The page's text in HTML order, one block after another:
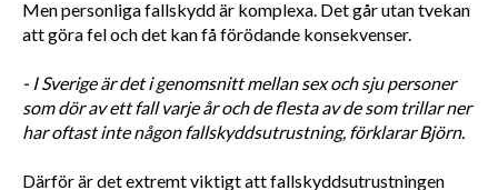
Men personliga fallskydd är komplexa. Det går utan tvekan
att göra fel och det kan få förödande konsekvenser.
- I Sverige är det i genomsnitt mellan sex och sju personer
som dör av ett fall varje år och de flesta av de som trillar ner
har oftast inte någon fallskyddsutrustning, förklarar Björn.
Därför är det extremt viktigt att fallskyddsutrustningen